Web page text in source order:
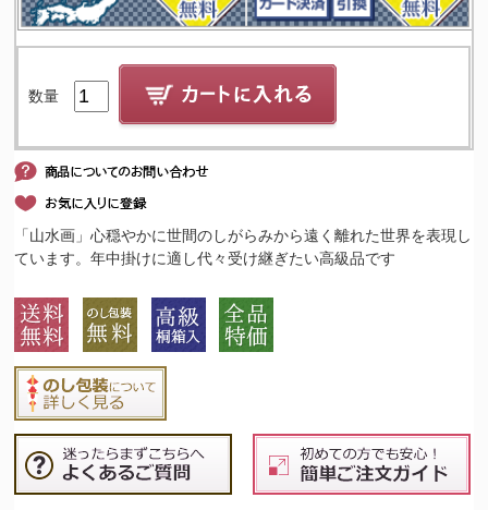
数量
「山水画」心穏やかに世間のしがらみから遠く離れた世界を表現し
ています。年中掛けに適し代々受け継ぎたい高級品です